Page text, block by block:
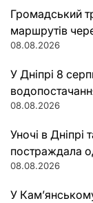
Громадський
маршрутів
08.08.2026
У Дніпрі 8
08.08.2026
Уночі в Дніпрі
постраждала
08.08.2026
У